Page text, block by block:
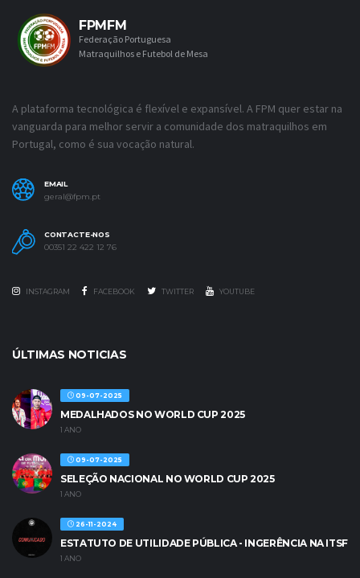
FPMFM
Federação Portuguesa
Matraquilhos e Futebol de Mesa
A plataforma tecnológica é flexível e expansível. A FPM quer estar na
vanguarda para melhor servir a comunidade dos matraquilhos em
Portugal, como é sua vocação natural.
EMAIL
geral@fpm.pt
CONTACTE-NOS
00351 22 422 12 76
INSTAGRAM FACEBOOK TWITTER YOUTUBE
ÚLTIMAS NOTICIAS
09-07-2025
MEDALHADOS NO WORLD CUP 2025
1 ANO
09-07-2025
SELEÇÃO NACIONAL NO WORLD CUP 2025
1 ANO
26-11-2024
ESTATUTO DE UTILIDADE PÚBLICA - INGERÊNCIA NA ITSF
1 ANO